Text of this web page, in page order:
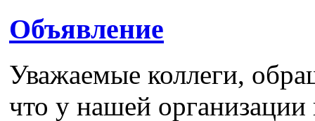
Объявление
Уважаемые коллеги,
что у нашей организации